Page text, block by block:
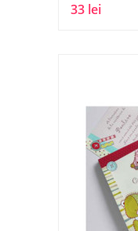
33 lei